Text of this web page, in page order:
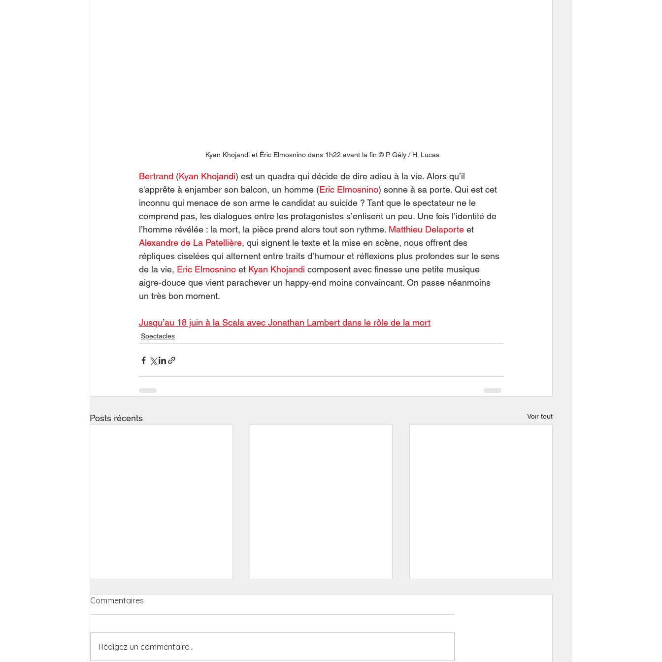
Kyan Khojandi et Éric Elmosnino dans 1h22 avant la fin © P. Gély / H. Lucas
Bertrand (Kyan Khojandi) est un quadra qui décide de dire adieu à la vie. Alors qu’il
s'apprête à enjamber son balcon, un homme (Eric Elmosnino) sonne à sa porte. Qui est cet
inconnu qui menace de son arme le candidat au suicide ? Tant que le spectateur ne le
comprend pas, les dialogues entre les protagonistes s’enlisent un peu. Une fois l’identité de
l’homme révélée : la mort, la pièce prend alors tout son rythme. Matthieu Delaporte et
Alexandre de La Patellière, qui signent le texte et la mise en scène, nous offrent des
répliques ciselées qui alternent entre traits d’humour et réflexions plus profondes sur le sens
de la vie, Eric Elmosnino et Kyan Khojandi composent avec finesse une petite musique
aigre-douce que vient parachever un happy-end moins convaincant. On passe néanmoins
un très bon moment.
Jusqu’au 18 juin à la Scala avec Jonathan Lambert dans le rôle de la mort
Spectacles
Posts récents Voir tout
Commentaires
Rédigez un commentaire...